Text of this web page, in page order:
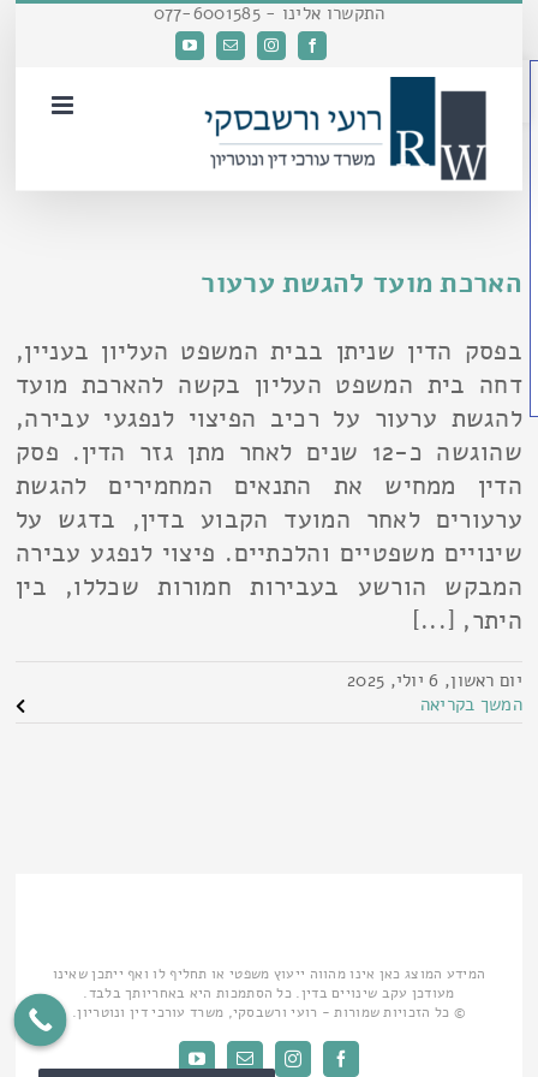
התקשרו אלינו - 077-6001585
Facebook
Instagramכתובת
דואר
YouTube
הארכת מועד להגשת ערעור
בפסק הדין שניתן בבית המשפט העליון בעניין,
דחה בית המשפט העליון בקשה להארכת מועד
להגשת ערעור על רכיב הפיצוי לנפגעי עבירה,
שהוגשה כ-12 שנים לאחר מתן גזר הדין. פסק
הדין ממחיש את התנאים המחמירים להגשת
ערעורים לאחר המועד הקבוע בדין, בדגש על
שינויים משפטיים והלכתיים. פיצוי לנפגע עבירה
המבקש הורשע בעבירות חמורות שכללו, בין
היתר, [...]
יום ראשון, 6 יולי, 2025
המשך בקריאה
המידע המוצג כאן אינו מהווה ייעוץ משפטי או תחליף לו ואף ייתכן שאינו
מעודכן עקב שינויים בדין. כל הסתמכות היא באחריותך בלבד.
© כל הזכויות שמורות - רועי ורשבסקי, משרד עורכי דין ונוטריון.
Facebook
InstagramכתובתYouTube
פתח סרגל נגישות